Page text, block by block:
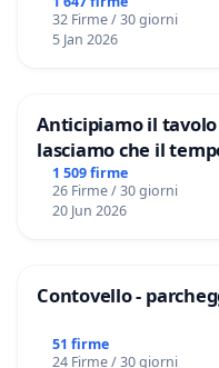
32 Firme / 30 giorni
5 Jan 2026
Anticipiamo il
lasciamo che il
Domenico Racanati
1 509 firme
26 Firme / 30 giorni
20 Jun 2026
Contovello -
51 firme
24 Firme / 30 giorni